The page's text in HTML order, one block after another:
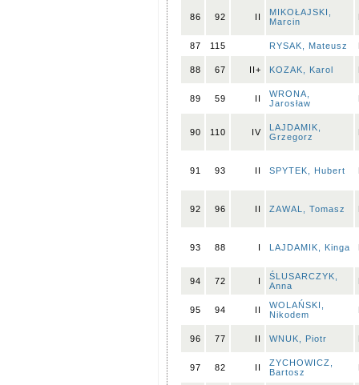
86 92 II
MIKOŁAJSKI,
Marcin
87 115 RYSAK, Mateusz
88 67 II+ KOZAK, Karol
89 59 II
WRONA,
Jarosław
90 110 IV
LAJDAMIK,
Grzegorz
91 93 II SPYTEK, Hubert
92 96 II ZAWAL, Tomasz
93 88 I LAJDAMIK, Kinga
94 72 I
ŚLUSARCZYK,
Anna
95 94 II
WOLAŃSKI,
Nikodem
96 77 II WNUK, Piotr
97 82 II
ZYCHOWICZ,
Bartosz